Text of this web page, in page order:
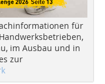
für
im Ausbau und in
zur